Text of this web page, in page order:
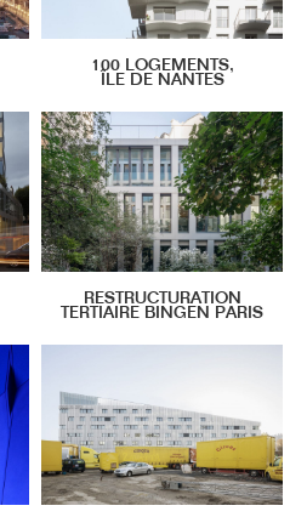
100 LOGEMENTS,
ÎLE DE NANTES
RESTRUCTURATION
TERTIAIRE BINGEN PARIS